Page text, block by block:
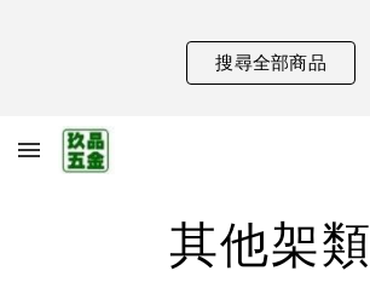
Skip to main content
搜尋全部商品
其他架類